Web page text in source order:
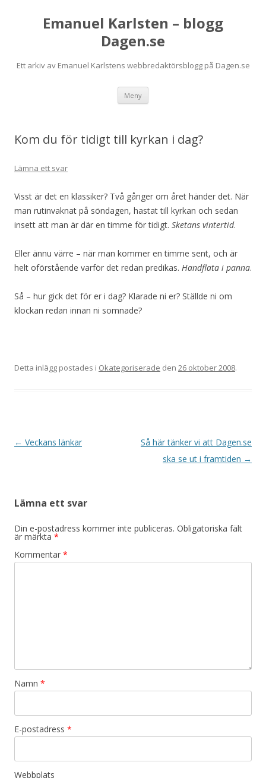
Emanuel Karlsten – blogg
Dagen.se
Ett arkiv av Emanuel Karlstens webbredaktörsblogg på Dagen.se
Meny
Kom du för tidigt till kyrkan i dag?
Lämna ett svar
Visst är det en klassiker? Två gånger om året händer det. När
man rutinvaknat på söndagen, hastat till kyrkan och sedan
insett att man är där en timme för tidigt. Sketans vintertid.
Eller ännu värre – när man kommer en timme sent, och är
helt oförstående varför det redan predikas. Handflata i panna.
Så – hur gick det för er i dag? Klarade ni er? Ställde ni om
klockan redan innan ni somnade?
Detta inlägg postades i Okategoriserade den 26 oktober 2008.
Inläggsnavigering
← Veckans länkar
Så här tänker vi att Dagen.se
ska se ut i framtiden →
Lämna ett svar
Din e-postadress kommer inte publiceras. Obligatoriska fält
är märkta *
Kommentar *
Namn *
E-postadress *
Webbplats